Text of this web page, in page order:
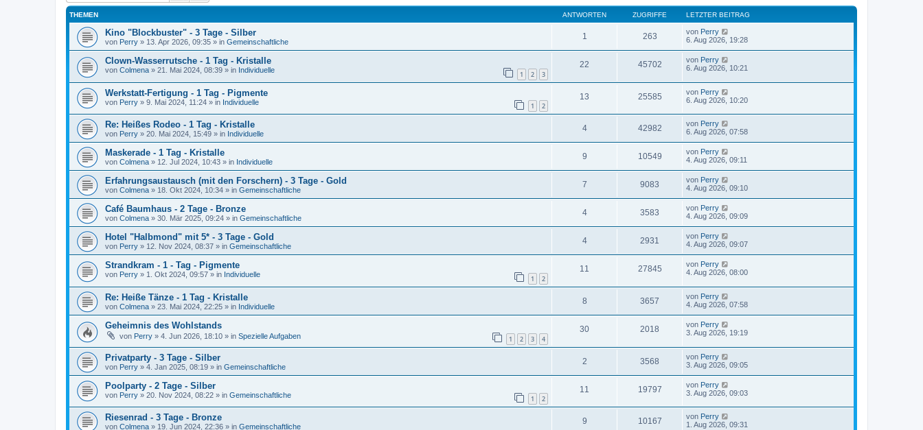
THEMEN ANTWORTEN ZUGRIFFE LETZTER BEITRAG
Kino "Blockbuster" - 3 Tage - Silber
von Perry » 13. Apr 2026, 09:35 » in Gemeinschaftliche
1 263 von Perry
6. Aug 2026, 19:28
Clown-Wasserrutsche - 1 Tag - Kristalle
von Colmena » 21. Mai 2024, 08:39 » in Individuelle 1 2 3
22 45702 von Perry
6. Aug 2026, 10:21
Werkstatt-Fertigung - 1 Tag - Pigmente
von Perry » 9. Mai 2024, 11:24 » in Individuelle 1 2
13 25585 von Perry
6. Aug 2026, 10:20
Re: Heißes Rodeo - 1 Tag - Kristalle
von Perry » 20. Mai 2024, 15:49 » in Individuelle
4 42982 von Perry
6. Aug 2026, 07:58
Maskerade - 1 Tag - Kristalle
von Colmena » 12. Jul 2024, 10:43 » in Individuelle
9 10549 von Perry
4. Aug 2026, 09:11
Erfahrungsaustausch (mit den Forschern) - 3 Tage - Gold
von Colmena » 18. Okt 2024, 10:34 » in Gemeinschaftliche
7 9083 von Perry
4. Aug 2026, 09:10
Café Baumhaus - 2 Tage - Bronze
von Colmena » 30. Mär 2025, 09:24 » in Gemeinschaftliche
4 3583 von Perry
4. Aug 2026, 09:09
Hotel "Halbmond" mit 5* - 3 Tage - Gold
von Perry » 12. Nov 2024, 08:37 » in Gemeinschaftliche
4 2931 von Perry
4. Aug 2026, 09:07
Strandkram - 1 - Tag - Pigmente
von Perry » 1. Okt 2024, 09:57 » in Individuelle 1 2
11 27845 von Perry
4. Aug 2026, 08:00
Re: Heiße Tänze - 1 Tag - Kristalle
von Colmena » 23. Mai 2024, 22:25 » in Individuelle
8 3657 von Perry
4. Aug 2026, 07:58
Geheimnis des Wohlstands
von Perry » 4. Jun 2026, 18:10 » in Spezielle Aufgaben 1 2 3 4
30 2018 von Perry
3. Aug 2026, 19:19
Privatparty - 3 Tage - Silber
von Perry » 4. Jan 2025, 08:19 » in Gemeinschaftliche
2 3568 von Perry
3. Aug 2026, 09:05
Poolparty - 2 Tage - Silber
von Perry » 20. Nov 2024, 08:22 » in Gemeinschaftliche 1 2
11 19797 von Perry
3. Aug 2026, 09:03
Riesenrad - 3 Tage - Bronze
von Colmena » 19. Jun 2024, 22:36 » in Gemeinschaftliche
9 10167 von Perry
1. Aug 2026, 09:31